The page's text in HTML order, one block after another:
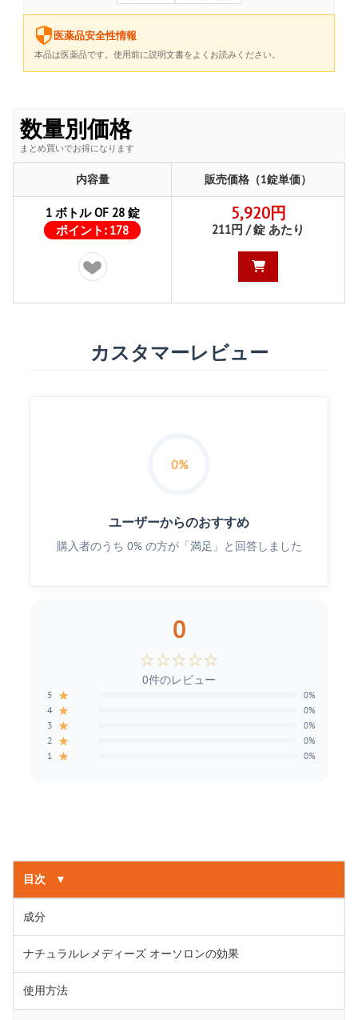
医薬品安全性情報
本品は医薬品です。使用前に説明文書をよくお読みください。
数量別価格
まとめ買いでお得になります
内容量 販売価格（1錠単価）
1 ボトル OF 28 錠
ポイント: 178
5,920円
211円 / 錠 あたり
カスタマーレビュー
0%
ユーザーからのおすすめ
購入者のうち 0% の方が「満足」と回答しました
0
☆☆☆☆☆
0件のレビュー
5 ★ 0%
4 ★ 0%
3 ★ 0%
2 ★ 0%
1 ★ 0%
目次 ▼
成分
ナチュラルレメディーズ オーソロンの効果
使用方法